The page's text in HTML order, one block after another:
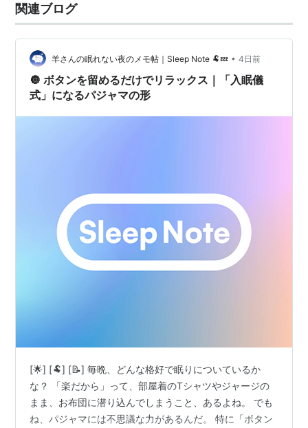
関連ブログ
羊さんの眠れない夜のメモ帖｜Sleep Note 🐏💤 • 4日前
🔘 ボタンを留めるだけでリラックス｜「入眠儀
式」になるパジャマの形
[🌟] [🐏] [📝] 毎晩、どんな格好で眠りについているか
な？ 「楽だから」って、部屋着のTシャツやジャージの
まま、お布団に潜り込んでしまうこと、あるよね。 でも
ね、パジャマには不思議な力があるんだ。 特に「ボタン